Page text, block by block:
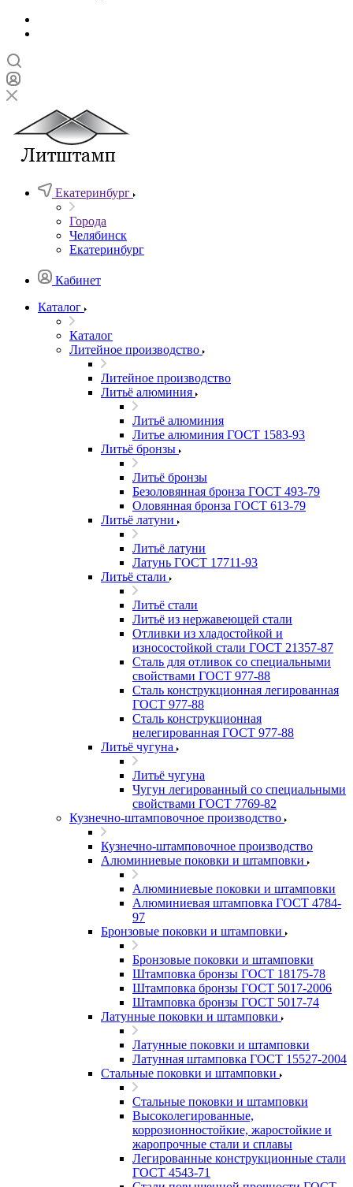
Екатеринбург
Города
Челябинск
Екатеринбург
Кабинет
Каталог
Каталог
Литейное производство
Литейное производство
Литьё алюминия
Литьё алюминия
Литье алюминия ГОСТ 1583-93
Литьё бронзы
Литьё бронзы
Безоловянная бронза ГОСТ 493-79
Оловянная бронза ГОСТ 613-79
Литьё латуни
Литьё латуни
Латунь ГОСТ 17711-93
Литьё стали
Литьё стали
Литьё из нержавеющей стали
Отливки из хладостойкой и
износостойкой стали ГОСТ 21357-87
Сталь для отливок со специальными
свойствами ГОСТ 977-88
Сталь конструкционная легированная
ГОСТ 977-88
Сталь конструкционная
нелегированная ГОСТ 977-88
Литьё чугуна
Литьё чугуна
Чугун легированный со специальными
свойствами ГОСТ 7769-82
Кузнечно-штамповочное производство
Кузнечно-штамповочное производство
Алюминиевые поковки и штамповки
Алюминиевые поковки и штамповки
Алюминиевая штамповка ГОСТ 4784-
97
Бронзовые поковки и штамповки
Бронзовые поковки и штамповки
Штамповка бронзы ГОСТ 18175-78
Штамповка бронзы ГОСТ 5017-2006
Штамповка бронзы ГОСТ 5017-74
Латунные поковки и штамповки
Латунные поковки и штамповки
Латунная штамповка ГОСТ 15527-2004
Стальные поковки и штамповки
Стальные поковки и штамповки
Высоколегированные,
коррозионностойкие, жаростойкие и
жаропрочные стали и сплавы
Легированные конструкционные стали
ГОСТ 4543-71